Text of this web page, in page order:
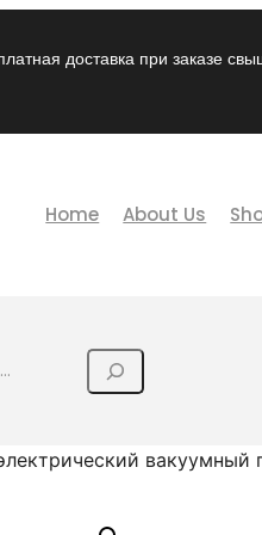
доставка при заказе
Home About Us
вакуумный